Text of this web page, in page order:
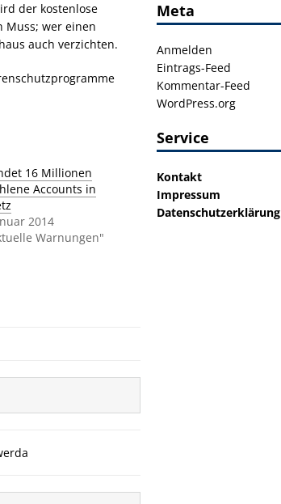
der kostenlose
Muss; wer einen
auch verzichten.
16 Millionen
Accounts in
2014
Warnungen"
Meta
Anmelden
Eintrags-Feed
Kommentar-Feed
WordPress.org
Service
Kontakt
Impressum
Datenschutzerklärung